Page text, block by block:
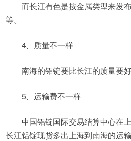
而长江有色是按金属类型来发
等。
4、质量不一样
南海的铝锭要比长江的质量要好
5、运输费不一样
中国铝锭国际交易结算中心在
长江铝锭现货多出上海到南海的运输